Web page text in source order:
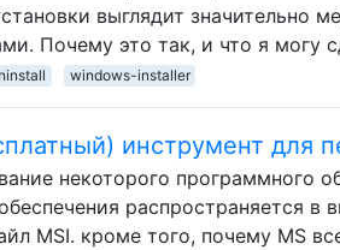
выглядит значительно
Почему это так, и что я могу
windows-installer
инструмент для
некоторого программного
распространяется в
MSI. кроме того, почему MS